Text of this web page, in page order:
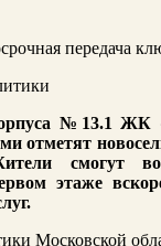
№13.1 ЖК
отметят
смогут
этаже
Московской